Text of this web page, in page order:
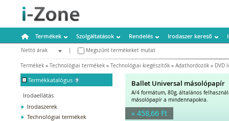
Termékek Szolgáltatások Rendelés Irodaszer kereső
Nettó árak
Megszűnt termékeket mutat
Termékek » Technológiai termékek » Technológiai kiegészítők » Adathordozók » DVD
- Termékkatalógus
Irodaellátás
Irodaszerek
Technológiai termékek
Ballet Universal másolópapír
A/4 formátum, 80g, általános
másolópapír a mindennapokra.
» 458,66 Ft